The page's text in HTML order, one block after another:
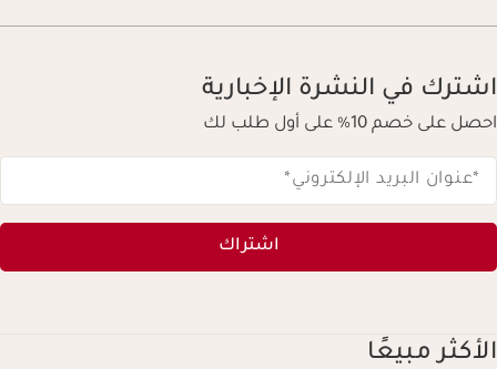
اشترك في النشرة الإخبارية
احصل على خصم 10% على أول طلب لك
*عنوان البريد الإلكتروني*
اشتراك
الأكثر مبيعًا